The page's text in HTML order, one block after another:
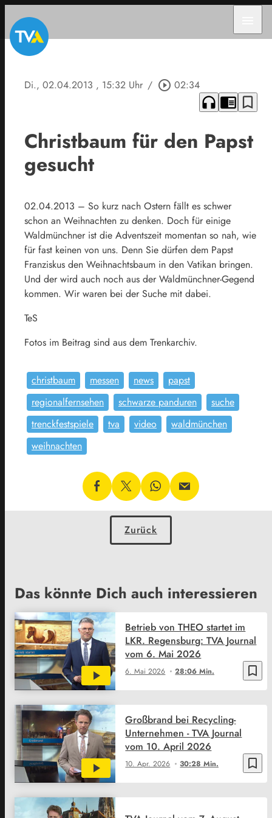
Di., 02.04.2013 , 15:32 Uhr / play_circle_outline 02:34
headphones chrome_reader_mode bookmark_border
Christbaum für den Papst
gesucht
02.04.2013 – So kurz nach Ostern fällt es schwer
schon an Weihnachten zu denken. Doch für einige
Waldmünchner ist die Adventszeit momentan so nah, wie
für fast keinen von uns. Denn Sie dürfen dem Papst
Franziskus den Weihnachtsbaum in den Vatikan bringen.
Und der wird auch noch aus der Waldmünchner-Gegend
kommen. Wir waren bei der Suche mit dabei.
TeS
Fotos im Beitrag sind aus dem Trenkarchiv.
christbaum messen news
papst
regionalfernsehen
schwarze panduren
suche
trenckfestspiele
tva video
waldmünchen
weihnachten
Zurück
Das könnte Dich auch interessieren
bookmark_border
6. Mai 2026 28:06 Min.
Betrieb von THEO startet im
LKR. Regensburg: TVA Journal
vom 6. Mai 2026
bookmark_border
10. Apr. 2026 30:28 Min.
Großbrand bei Recycling-
Unternehmen - TVA Journal
vom 10. April 2026